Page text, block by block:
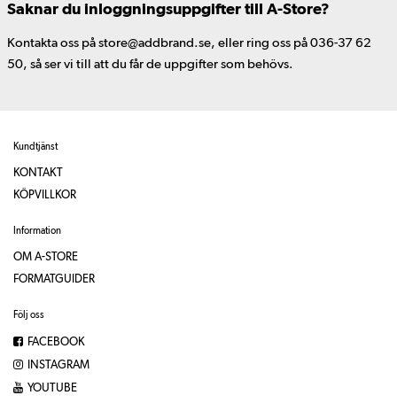
Saknar du inloggningsuppgifter till A-Store?
Kontakta oss på store@addbrand.se, eller ring oss på 036-37 62
50, så ser vi till att du får de uppgifter som behövs.
Kundtjänst
KONTAKT
KÖPVILLKOR
Information
OM A-STORE
FORMATGUIDER
Följ oss
FACEBOOK
INSTAGRAM
YOUTUBE